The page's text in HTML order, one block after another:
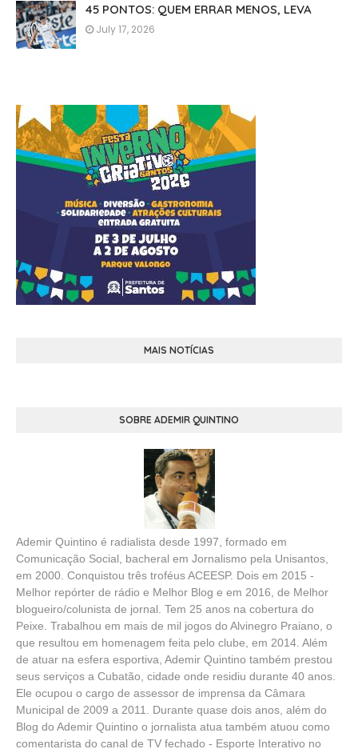
45 PONTOS: QUEM ERRAR MENOS, LEVA
July 17, 2026
MAIS NOTÍCIAS
SOBRE ADEMIR QUINTINO
Ademir Quintino é radialista desde 1997, formado em
Comunicação Social, bacheral em Jornalismo pela Unisantos,
em 2000. Conquistou três troféus ACEESP. Dois em 2015 -
Melhor repórter de rádio e Melhor Blog e em 2016, de Melhor
blogueiro/colunista de jornal. Tem 25 anos na cobertura do
Peixe. Trabalhou em mais de mil jogos do Alvinegro Praiano, o
que resultou em homenagem feita pelo clube, em 2014. Além
de atuar na esfera esportiva, Ademir Quintino também prestou
seus serviços a Cubatão, cidade onde residiu durante 40 anos.
Ele ocupou o cargo de assessor de imprensa da Câmara
Municipal de 2009 a 2011. Durante quase dois anos, além do
Blog do Ademir Quintino o jornalista atua também atuou como
comentarista do canal de TV fechado - Esporte Interativo no